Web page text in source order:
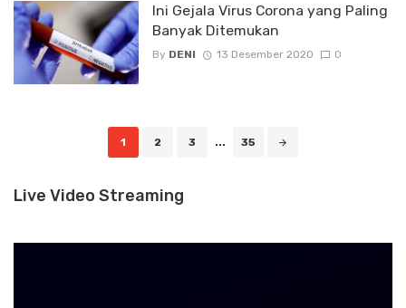
Ini Gejala Virus Corona yang Paling
Banyak Ditemukan
By DENI 13 Desember 2020 0
1 2 3 ... 35
Live Video Streaming